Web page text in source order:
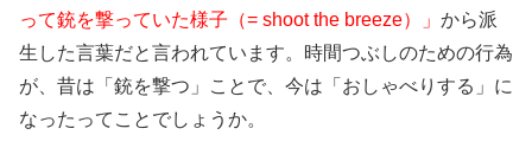
って銃を撃っていた様子（= shoot the breeze）」 から派
生した言葉だと言われています。時間つぶしのための行為
が、昔は「銃を撃つ」ことで、今は「おしゃべりする」に
なったってことでしょうか。